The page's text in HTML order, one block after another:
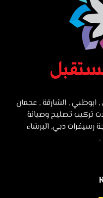
, الشارقة , عجمان
خصم 30% محلات تركيب تصليح وصيانة
دبي, البرشاء
.